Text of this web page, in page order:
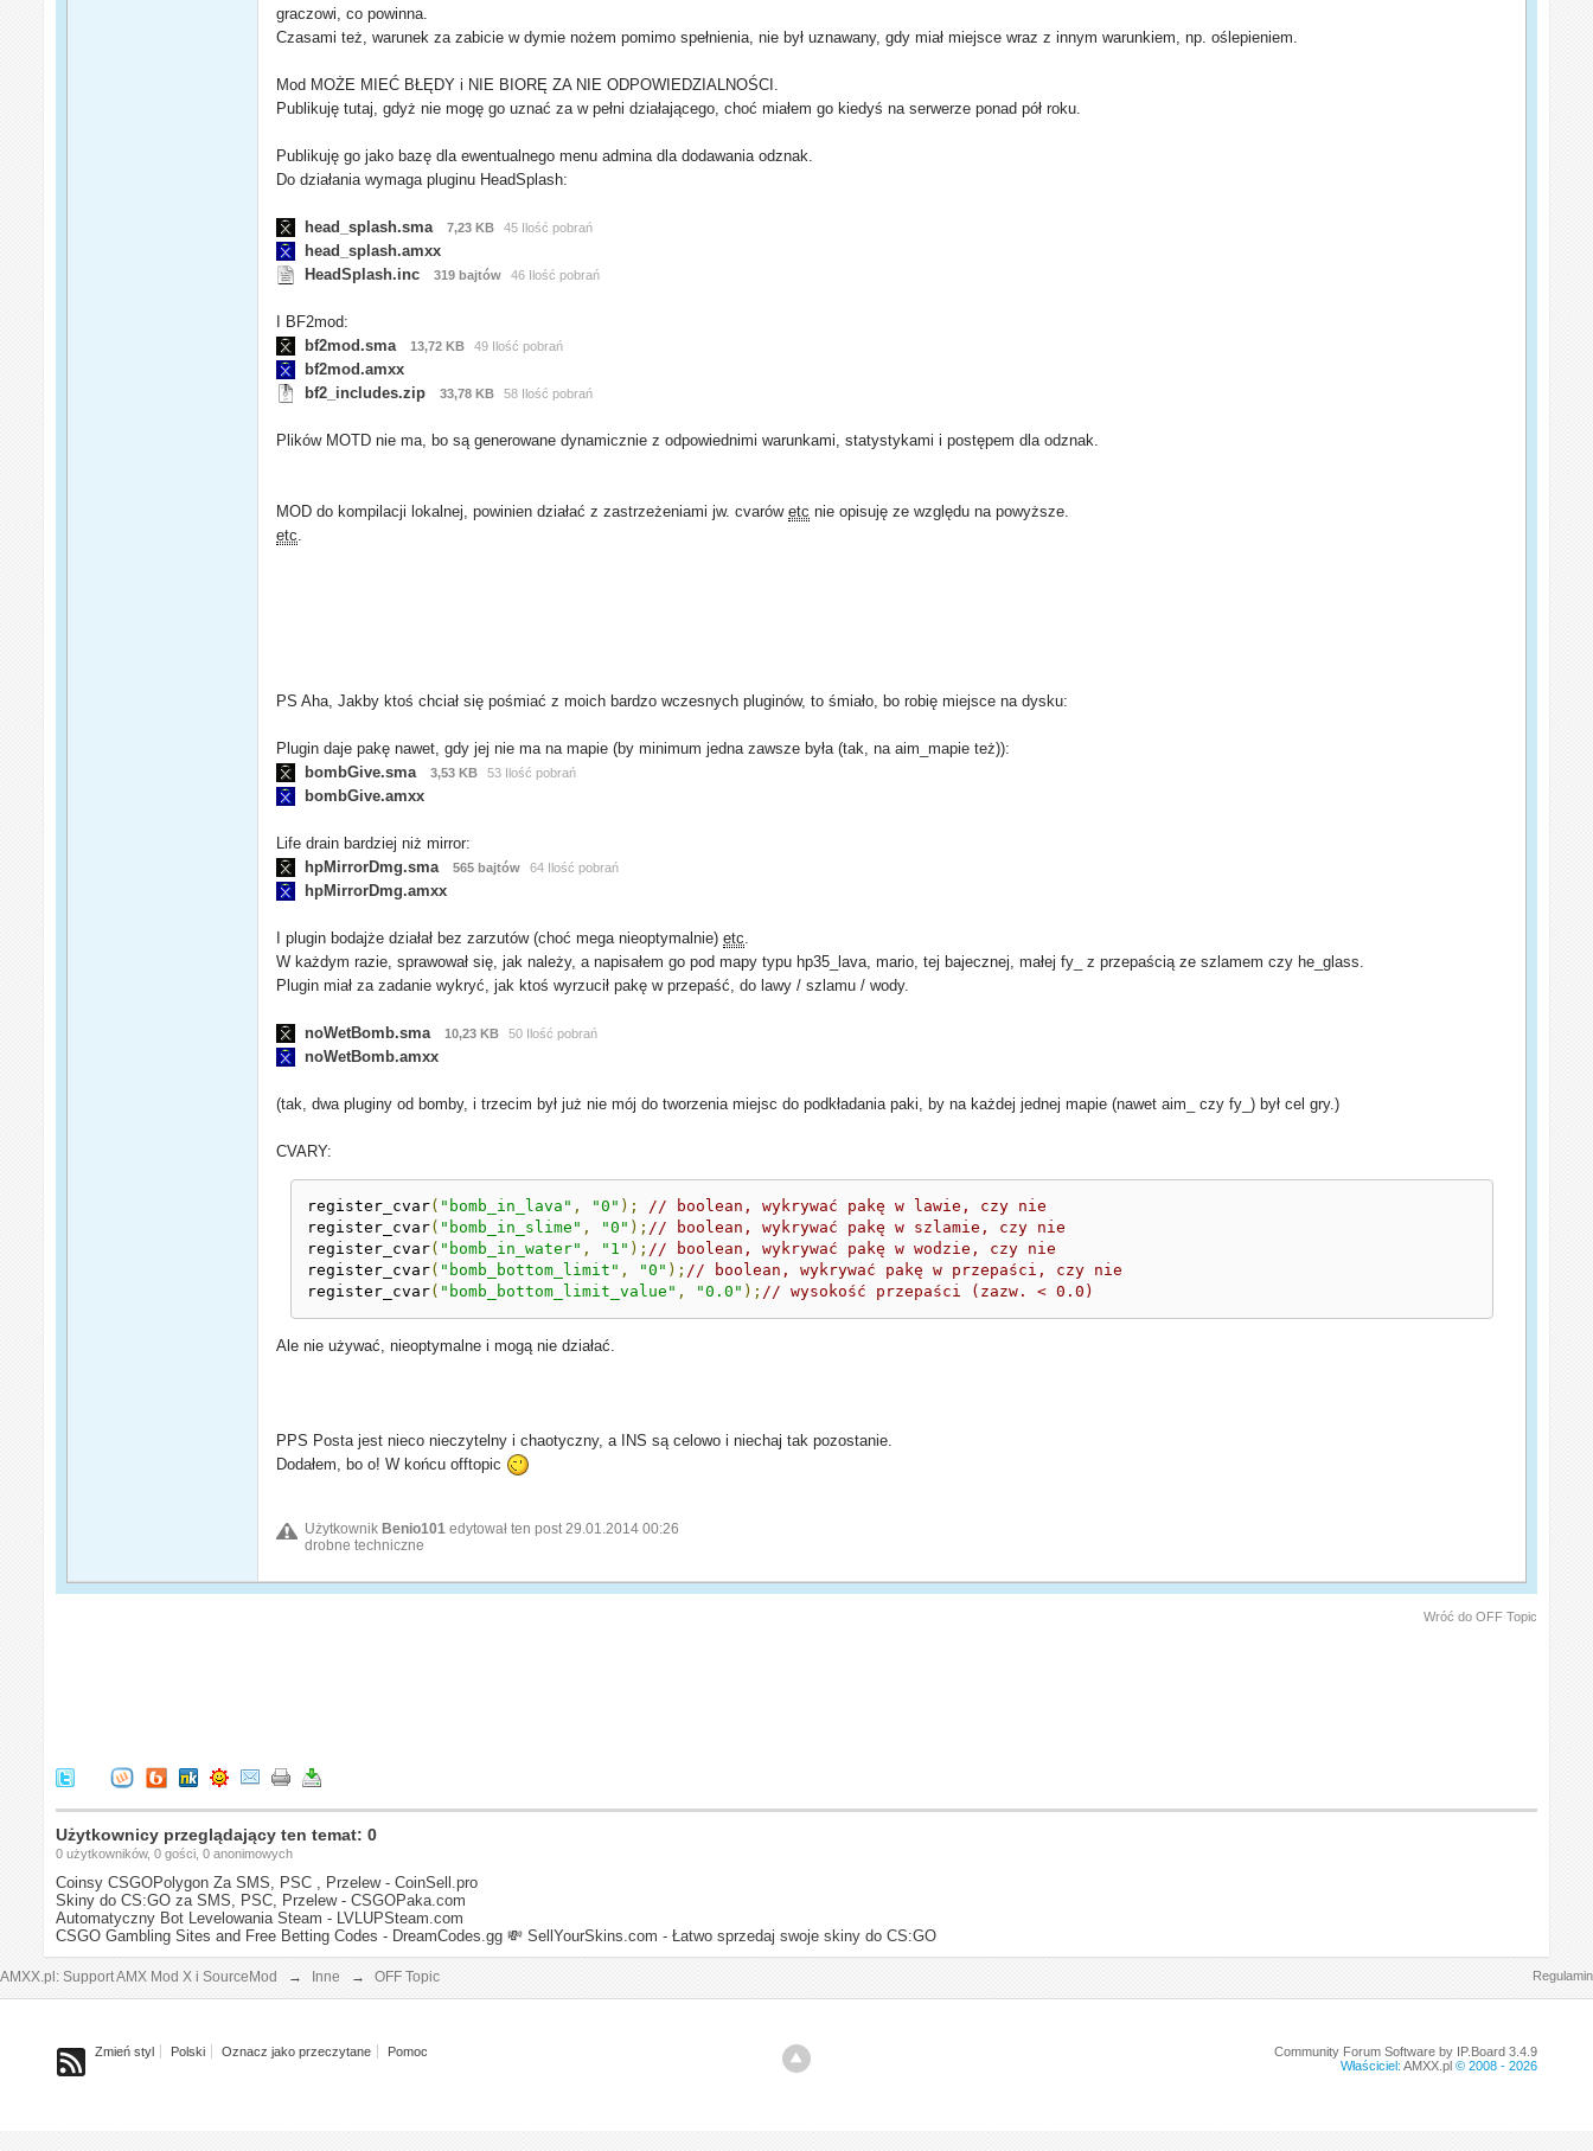
graczowi, co powinna.
Czasami też, warunek za zabicie w dymie nożem pomimo spełnienia, nie był uznawany, gdy miał miejsce wraz z innym warunkiem, np. oślepieniem.
Mod MOŻE MIEĆ BŁĘDY i NIE BIORĘ ZA NIE ODPOWIEDZIALNOŚCI.
Publikuję tutaj, gdyż nie mogę go uznać za w pełni działającego, choć miałem go kiedyś na serwerze ponad pół roku.
Publikuję go jako bazę dla ewentualnego menu admina dla dodawania odznak.
Do działania wymaga pluginu HeadSplash:
head_splash.sma 7,23 KB 45 Ilość pobrań
head_splash.amxx
HeadSplash.inc
319 bajtów 46 Ilość pobrań
I BF2mod:
bf2mod.sma
13,72 KB 49 Ilość pobrań
bf2mod.amxx
bf2_includes.zip
33,78 KB 58 Ilość pobrań
Plików MOTD nie ma, bo są generowane dynamicznie z odpowiednimi warunkami, statystykami i postępem dla odznak.
MOD do kompilacji lokalnej, powinien działać z zastrzeżeniami jw. cvarówetc nie opisuję ze względu na powyższe.
etc
PS Aha, Jakby ktoś chciał się pośmiać z moich bardzo wczesnych pluginów, to śmiało, bo robię miejsce na dysku:
Plugin daje pakę nawet, gdy jej nie ma na mapie (by minimum jedna zawsze była (tak, na aim_mapie też)):
bombGive.sma
3,53 KB 53 Ilość pobrań
bombGive.amxx
Life drain bardziej niż mirror:
hpMirrorDmg.sma
565 bajtów 64 Ilość pobrań
hpMirrorDmg.amxx
I plugin bodajże działał bez zarzutów (choć mega nieoptymalnie)etc
W każdym razie, sprawował się, jak należy, a napisałem go pod mapy typu hp35_lava, mario, tej bajecznej, małej fy_ z przepaścią ze szlamem czy he_glass.
Plugin miał za zadanie wykryć, jak ktoś wyrzucił pakę w przepaść, do lawy / szlamu / wody.
noWetBomb.sma 10,23 KB 50 Ilość pobrań
noWetBomb.amxx
(tak, dwa pluginy od bomby, i trzecim był już nie mój do tworzenia miejsc do podkładania paki, by na każdej jednej mapie (nawet aim_ czy fy_) był cel gry.)
CVARY:
register_cvar( "bomb_in_lava" , "0" );
// boolean, wykrywać pakę w lawie, czy nie
register_cvar( "bomb_in_slime" , "0" ); // boolean, wykrywać pakę w szlamie, czy nie
register_cvar( "bomb_in_water" , "1" ); // boolean, wykrywać pakę w wodzie, czy nie
register_cvar( "bomb_bottom_limit" , "0" ); // boolean, wykrywać pakę w przepaści, czy nie
register_cvar( "bomb_bottom_limit_value" , "0.0" ); // wysokość przepaści (zazw. < 0.0)
Ale nie używać, nieoptymalne i mogą nie działać.
PPS Posta jest nieco nieczytelny i chaotyczny, a INS są celowo i niechaj tak pozostanie.
Dodałem, bo o! W końcu offtopic
Użytkownik Benio101 edytował ten post 29.01.2014 00:26
drobne techniczne
Wróć do OFF Topic
Użytkownicy przeglądający ten temat: 0
0 użytkowników, 0 gości, 0 anonimowych
Coinsy CSGOPolygon Za SMS, PSC , Przelew - CoinSell.pro
Skiny do CS:GO za SMS, PSC, Przelew - CSGOPaka.com
Automatyczny Bot Levelowania Steam - LVLUPSteam.com
CSGO Gambling Sites and Free Betting Codes - DreamCodes.gg 💸 SellYourSkins.com - Łatwo sprzedaj swoje skiny do CS:GO
AMXX.pl: Support AMX Mod X i SourceMod → Inne → OFF Topic Regulamin
Zmień styl Polski Oznacz jako przeczytane Pomoc
Community Forum Software by IP.Board 3.4.9
Właściciel: AMXX.pl© 2008 - 2026